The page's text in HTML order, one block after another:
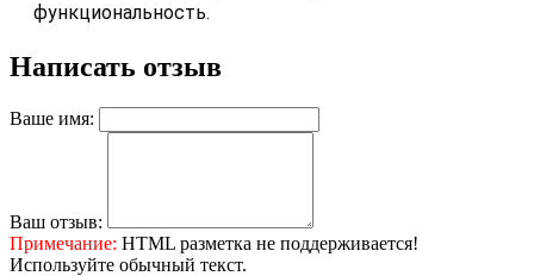
функциональность.
Написать отзыв
Ваше имя:
Ваш отзыв:
Примечание: HTML разметка не поддерживается!
Используйте обычный текст.